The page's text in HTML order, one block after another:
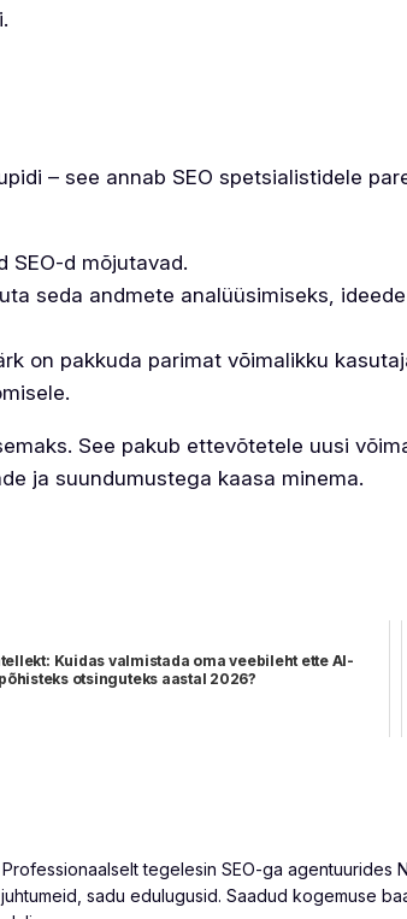
– see annab SEO spetsialistidele
SEO-d mõjutavad.
seda andmete analüüsimiseks,
on pakkuda parimat võimalikku
See pakub ettevõtetele uusi
ja suundumustega kaasa minema.
Kuidas valmistada oma veebileht ette AI-
põhisteks otsinguteks aastal 2026?
Professionaalselt tegelesin SEO-ga agentuurides
sadu edulugusid. Saadud kogemuse